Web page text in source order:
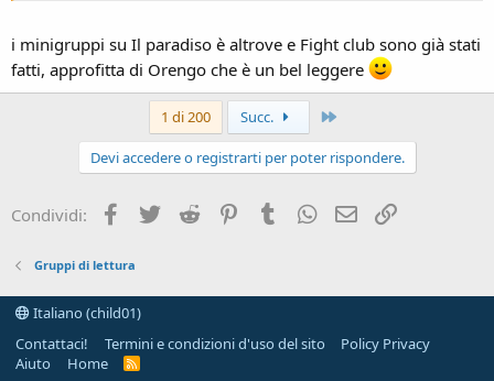
Li ho già tutti in pipeline, avevo già in programma di leggerli, quindi
posso iniziare in qualunque momento. Resto sintonizzato su questi
schermi e aspetto istruzioni per procedere.
i minigruppi su Il paradiso è altrove e Fight club sono già stati
fatti, approfitta di Orengo che è un bel leggere
1 di 200 Succ.
Devi accedere o registrarti per poter rispondere.
Condividi: Facebook
Twitter Reddit PinterestTumblrWhatsApp
e-mail
Gruppi di lettura
Italiano (child01)
Contattaci!
Termini e condizioni d'uso del sito
Policy Privacy
Aiuto
Home
R